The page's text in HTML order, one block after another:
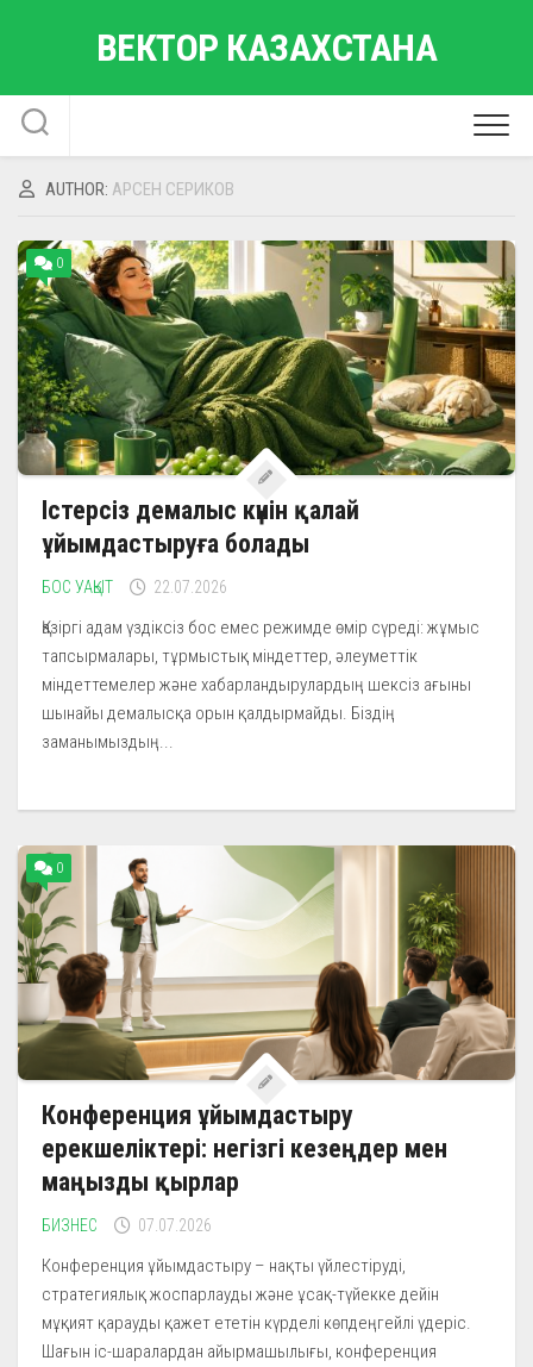
ВЕКТОР КАЗАХСТАНА
AUTHOR: АРСЕН СЕРИКОВ
0
Істерсіз демалыс күнін қалай
ұйымдастыруға болады
БОС УАҚЫТ 22.07.2026
Қазіргі адам үздіксіз бос емес режимде өмір сүреді: жұмыс
тапсырмалары, тұрмыстық міндеттер, әлеуметтік
міндеттемелер және хабарландырулардың шексіз ағыны
шынайы демалысқа орын қалдырмайды. Біздің
заманымыздың...
0
Конференция ұйымдастыру
ерекшеліктері: негізгі кезеңдер мен
маңызды қырлар
БИЗНЕС 07.07.2026
Конференция ұйымдастыру – нақты үйлестіруді,
стратегиялық жоспарлауды және ұсақ-түйекке дейін
мұқият қарауды қажет ететін күрделі көпдеңгейлі үдеріс.
Шағын іс-шаралардан айырмашылығы, конференция